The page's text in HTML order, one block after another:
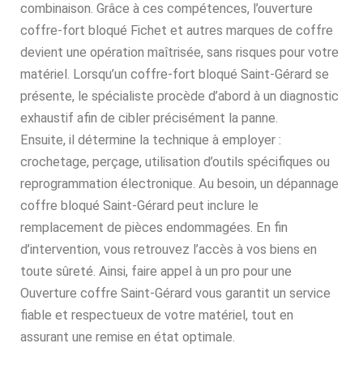
combinaison. Grâce à ces compétences, l’ouverture
coffre-fort bloqué Fichet et autres marques de coffre
devient une opération maîtrisée, sans risques pour votre
matériel. Lorsqu’un coffre-fort bloqué Saint-Gérard se
présente, le spécialiste procède d’abord à un diagnostic
exhaustif afin de cibler précisément la panne.
Ensuite, il détermine la technique à employer :
crochetage, perçage, utilisation d’outils spécifiques ou
reprogrammation électronique. Au besoin, un dépannage
coffre bloqué Saint-Gérard peut inclure le
remplacement de pièces endommagées. En fin
d’intervention, vous retrouvez l’accès à vos biens en
toute sûreté. Ainsi, faire appel à un pro pour une
Ouverture coffre Saint-Gérard vous garantit un service
fiable et respectueux de votre matériel, tout en
assurant une remise en état optimale.